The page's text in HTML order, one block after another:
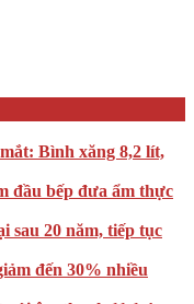
Bình xăng 8,2 lít,
đầu bếp đưa ẩm thực
sau 20 năm, tiếp tục
đến 30% nhiều